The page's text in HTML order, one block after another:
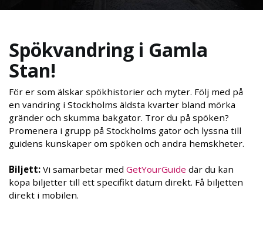
Spökvandring i Gamla
Stan!
För er som älskar spökhistorier och myter. Följ med på
en vandring i Stockholms äldsta kvarter bland mörka
gränder och skumma bakgator. Tror du på spöken?
Promenera i grupp på Stockholms gator och lyssna till
guidens kunskaper om spöken och andra hemskheter.
Biljett: Vi samarbetar med GetYourGuide där du kan
köpa biljetter till ett specifikt datum direkt. Få biljetten
direkt i mobilen.